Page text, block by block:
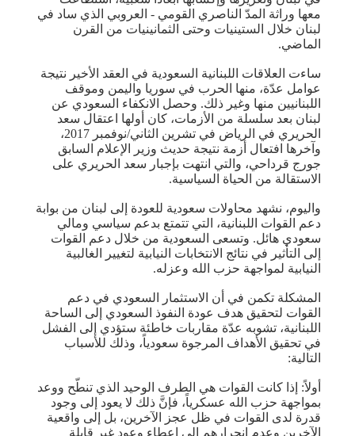
معها وراثة المدّ الناصري القومي - العروبي الذي ساد في
لبنان خلال الستينيات وحتى الثمانينيات من القرن
الماضي.
ساءت العلاقات اللبنانية السعودية في العقد الأخير نتيجة
عوامل عدّة، منها الحرب في سوريا واليمن وموقف
اللبنانيين منها وغير ذلك. وحصل الانكفاء السعودي عن
لبنان بعد سلسلة من الأزمات، كان أولها اعتقال سعد
الحريري في الرياض في تشرين الثاني/نوفمبر 2017،
وآخرها افتعال أزمة نتيجة حديث وزير الإعلام السابق
جورج قرداحي، والتي انتهت بإجبار سعد الحريري على
الاستقالة من الحياة السياسية.
واليوم، نشهد محاولات سعودية للعودة إلى لبنان من بوابة
دعم القوات اللبنانية، التي تتمتع بدعم سياسي ومالي
سعودي هائل. وتسعى السعودية من خلال دعم القوات
إلى التأثير في نتائج الانتخابات النيابية لتغيير الغالبية
النيابية لمواجهة حزب الله وعزله.
المشكلة تكمن في أن الاستثمار السعودي في دعم
القوات لتحقيق هدف عودة النفوذ السعودي إلى الساحة
اللبنانية، تشوبه عدّة مقاربات خاطئة ستؤدي إلى الفشل
في تحقيق الأهداف المرجوة سعودياً، وذلك للأسباب
التالية:
أولاً: إذا كانت القوات هي الطرف الوحيد الذي تنطّح ووعد
بمواجهة حزب الله عسكرياً، فإنَّ ذلك لا يعود إلى وجود
قدرة لدى القوات في ظل عجز الآخرين، بل إلى واقعية
الآخرين وعدم انجرارهم إلى إعطاء وعود غير قابلة